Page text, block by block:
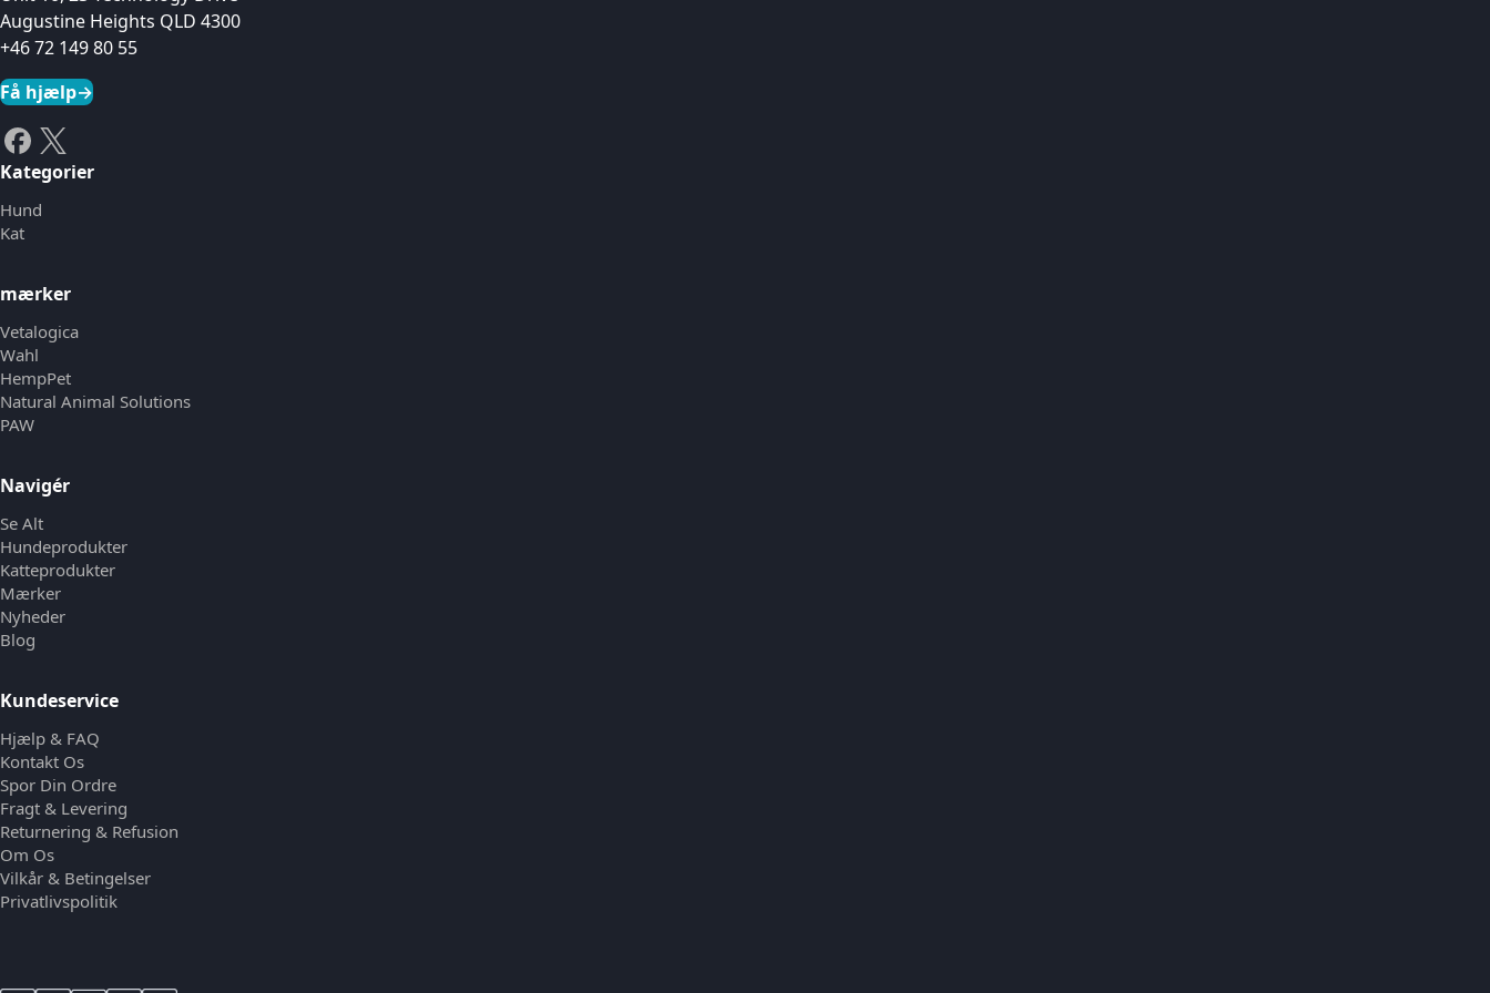
Augustine Heights QLD 4300
+46 72 149 80 55
Få hjælp→
Kategorier
Hund
Kat
mærker
Vetalogica
Wahl
HempPet
Natural Animal Solutions
PAW
Navigér
Se Alt
Hundeprodukter
Katteprodukter
Mærker
Nyheder
Blog
Kundeservice
Hjælp & FAQ
Kontakt Os
Spor Din Ordre
Fragt & Levering
Returnering & Refusion
Om Os
Vilkår & Betingelser
Privatlivspolitik